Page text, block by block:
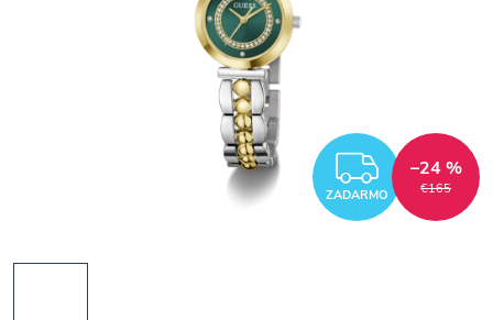
ZADARMO €165
–24 %